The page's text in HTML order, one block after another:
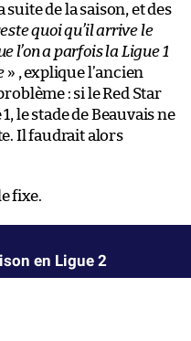
de la saison, et des
quoi qu’il arrive le
l’on a parfois la Ligue 1
» , explique l’ancien
: si le Red Star
le stade de Beauvais ne
Il faudrait alors
fixe.
en Ligue 2